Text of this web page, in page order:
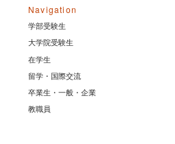
Navigation
学部受験生
大学院受験生
在学生
留学・国際交流
卒業生・一般・企業
教職員